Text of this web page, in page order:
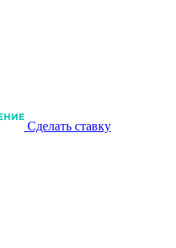
Сделать ставку